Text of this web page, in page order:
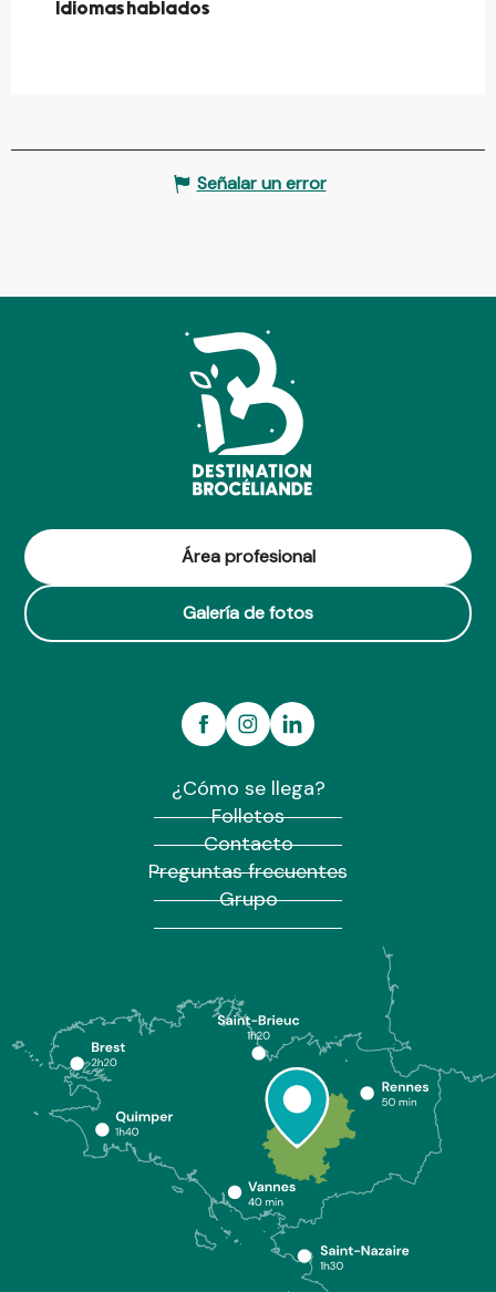
Idiomas hablados
Idiomas hablados
Señalar un error
Área profesional
Galería de fotos
¿Cómo se llega?
Folletos
Contacto
Preguntas frecuentes
Grupo